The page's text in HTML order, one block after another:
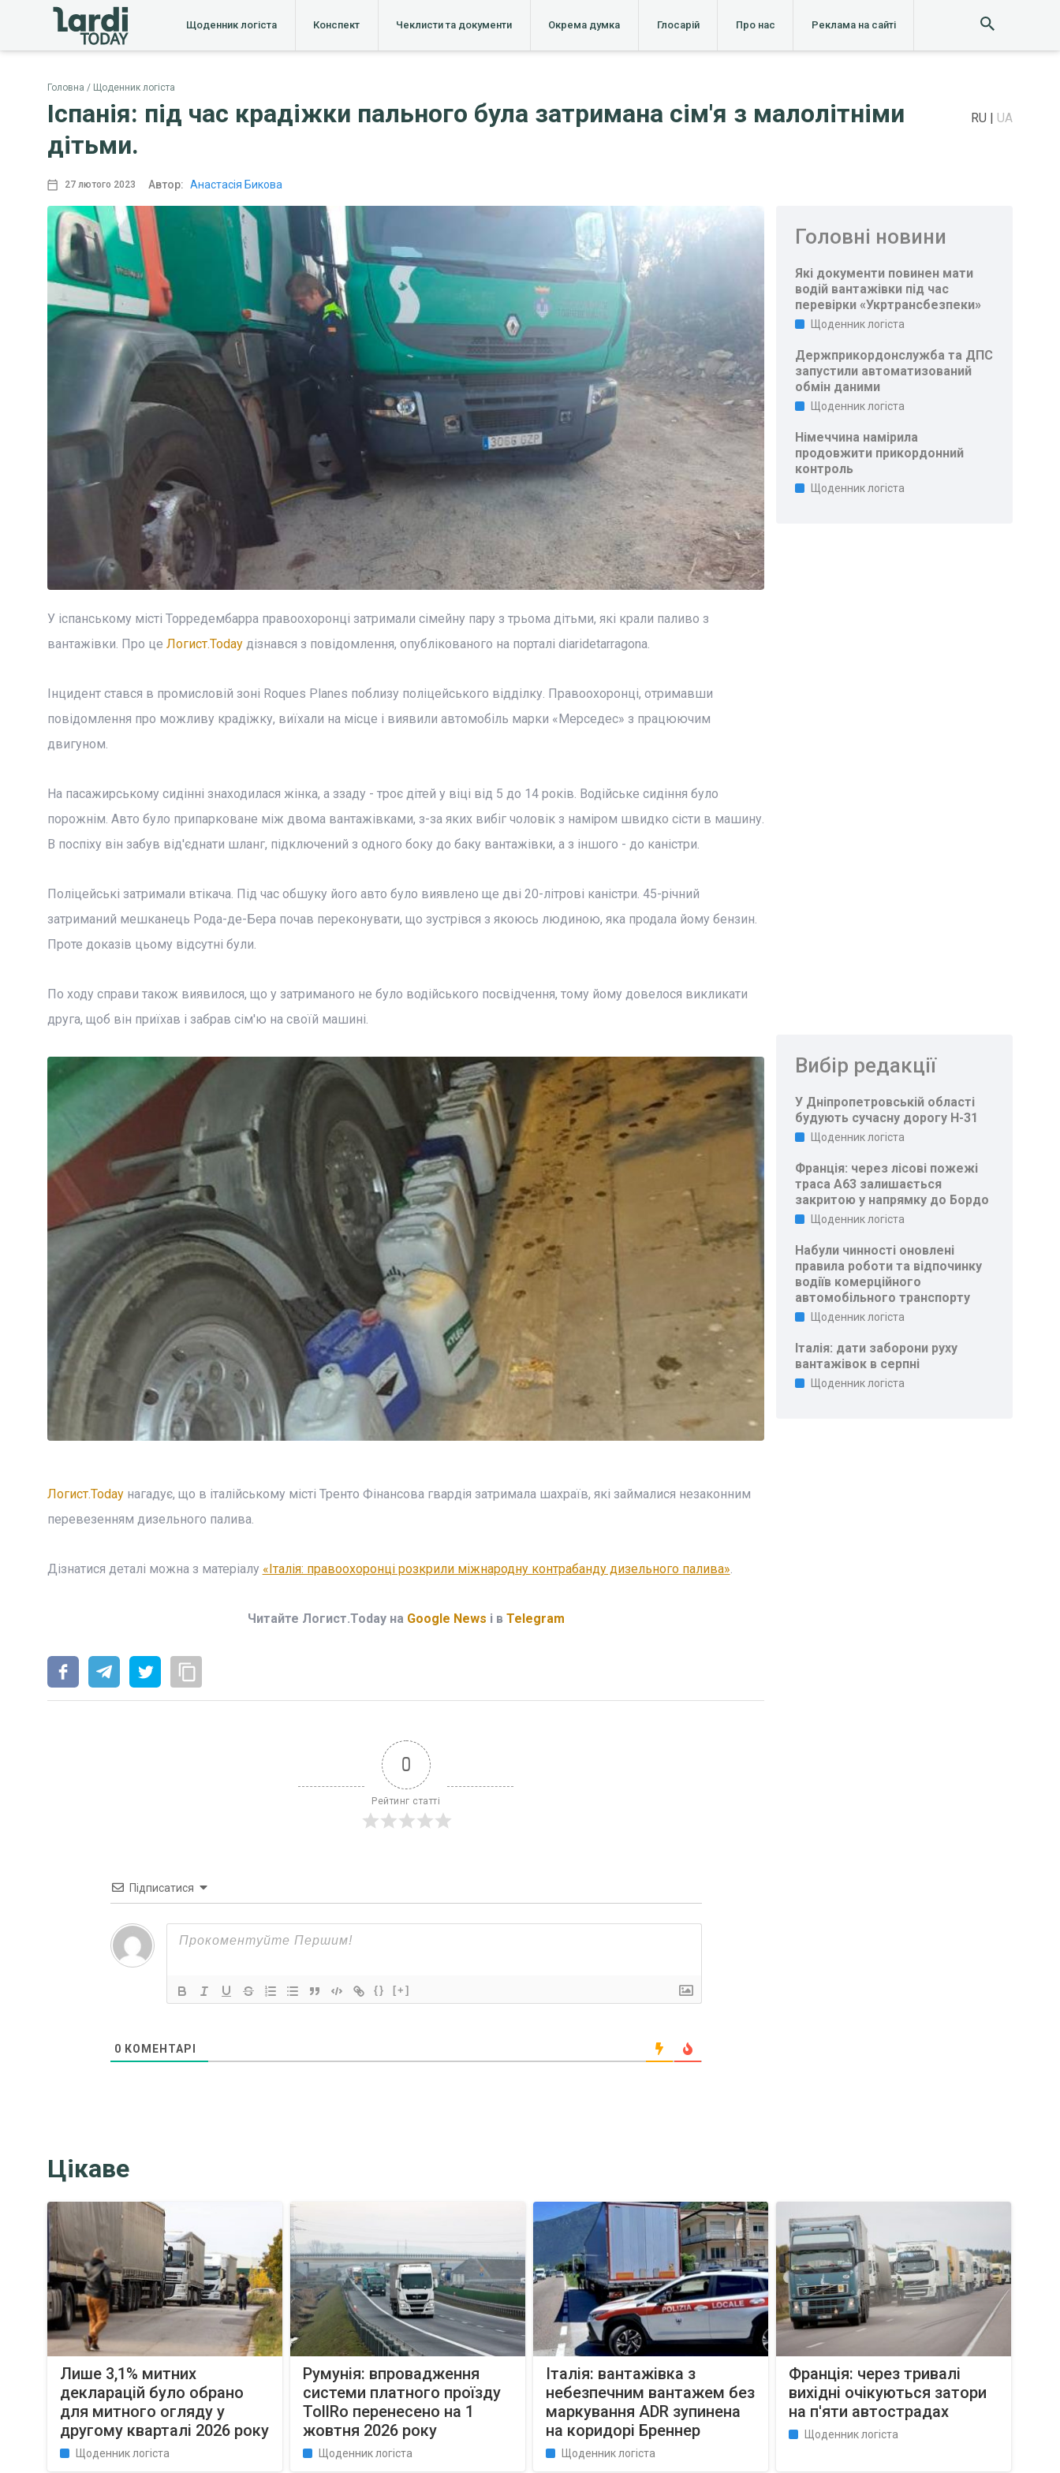
Щоденник логіста Конспект Чеклисти та документи Окрема думка Глосарій Про нас Реклама на сайті
Головна Щоденник логіста
Іспанія: під час крадіжки пального була затримана сім'я з малолітніми
дітьми.
RU UA
27 лютого 2023 Автор: Анастасія Бикова
У іспанському місті Торредембарра правоохоронці затримали сімейну пару з трьома дітьми, які крали паливо з
вантажівки. Про це Логист.Todayдізнався з повідомлення, опублікованого на порталі diaridetarragona.
Інцидент стався в промисловій зоні Roques Planes поблизу поліцейського відділку. Правоохоронці, отримавши
повідомлення про можливу крадіжку, виїхали на місце і виявили автомобіль марки «Мерседес» з працюючим
двигуном.
На пасажирському сидінні знаходилася жінка, а ззаду - троє дітей у віці від 5 до 14 років. Водійське сидіння було
порожнім. Авто було припарковане між двома вантажівками, з-за яких вибіг чоловік з наміром швидко сісти в машину.
В поспіху він забув від'єднати шланг, підключений з одного боку до баку вантажівки, а з іншого - до каністри.
Поліцейські затримали втікача. Під час обшуку його авто було виявлено ще дві 20-літрові каністри. 45-річний
затриманий мешканець Рода-де-Бера почав переконувати, що зустрівся з якоюсь людиною, яка продала йому бензин.
Проте доказів цьому відсутні були.
По ходу справи також виявилося, що у затриманого не було водійського посвідчення, тому йому довелося викликати
друга, щоб він приїхав і забрав сім'ю на своїй машині.
Логист.Todayнагадує, що в італійському місті Тренто Фінансова гвардія затримала шахраїв, які займалися незаконним
перевезенням дизельного палива.
Дізнатися деталі можна з матеріалу «Італія: правоохоронці розкрили міжнародну контрабанду дизельного палива».
Читайте Логист.Today на Google News і в Telegram
0
Рейтинг статті
Підписатися
{} [+]
0 КОМЕНТАРІ
Головні новини
Які документи повинен мати
водій вантажівки під час
перевірки «Укртрансбезпеки»
Щоденник логіста
Держприкордонслужба та ДПС
запустили автоматизований
обмін даними
Щоденник логіста
Німеччина намірила
продовжити прикордонний
контроль
Щоденник логіста
Вибір редакції
У Дніпропетровській області
будують сучасну дорогу Н-31
Щоденник логіста
Франція: через лісові пожежі
траса A63 залишається
закритою у напрямку до Бордо
Щоденник логіста
Набули чинності оновлені
правила роботи та відпочинку
водіїв комерційного
автомобільного транспорту
Щоденник логіста
Італія: дати заборони руху
вантажівок в серпні
Щоденник логіста
Цікаве
Лише 3,1% митних
декларацій було обрано
для митного огляду у
другому кварталі 2026 року
Щоденник логіста
Румунія: впровадження
системи платного проїзду
TollRo перенесено на 1
жовтня 2026 року
Щоденник логіста
Італія: вантажівка з
небезпечним вантажем без
маркування ADR зупинена
на коридорі Бреннер
Щоденник логіста
Франція: через тривалі
вихідні очікуються затори
на п'яти автострадах
Щоденник логіста